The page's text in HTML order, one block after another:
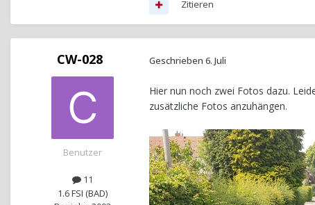
Zitieren
CW-028
Benutzer
11
1.6 FSI (BAD)
Geschrieben 6. Juli
Hier nun noch zwei Fotos dazu.
zusätzliche Fotos anzuhängen.